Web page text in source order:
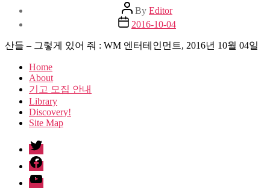
Post
author
By Editor
Post
date
2016-10-04
산들 – 그렇게 있어 줘 : WM 엔터테인먼트, 2016년 10월 04일
Home
About
기고 모집 안내
Library
Discovery!
Site Map
twitter
facebook
Youtube